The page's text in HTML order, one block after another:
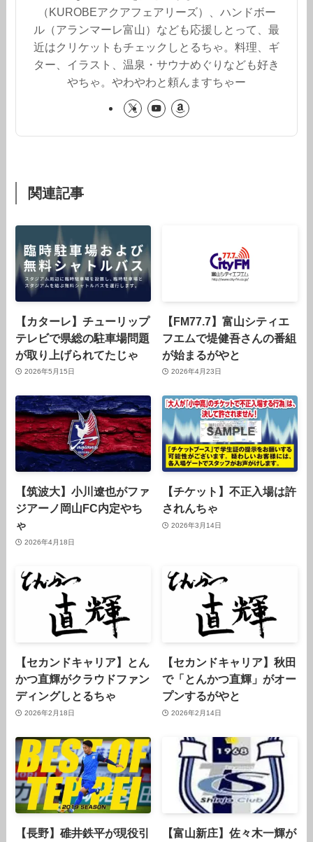
（KUROBEアクアフェアリーズ）、ハンドボー
ル（アランマーレ富山）なども応援しとって、最
近はクリケットもチェックしとるちゃ。料理、ギ
ター、イラスト、温泉・サウナめぐりなども好き
やちゃ。やわやわと頼んますちゃー
関連記事
【カターレ】チューリップ
テレビで県総の駐車場問題
が取り上げられてたじゃ
2026年5月15日
【FM77.7】富山シティエ
フエムで堤健吾さんの番組
が始まるがやと
2026年4月23日
【筑波大】小川遼也がファ
ジアーノ岡山FC内定やち
ゃ
2026年4月18日
【チケット】不正入場は許
されんちゃ
2026年3月14日
【セカンドキャリア】とん
かつ直輝がクラウドファン
ディングしとるちゃ
2026年2月18日
【セカンドキャリア】秋田
で「とんかつ直輝」がオー
プンするがやと
2026年2月14日
【長野】碓井鉄平が現役引
【富山新庄】佐々木一輝が